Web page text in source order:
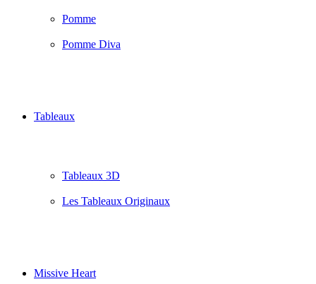
Pomme
Pomme Diva
Tableaux
Tableaux 3D
Les Tableaux Originaux
Missive Heart